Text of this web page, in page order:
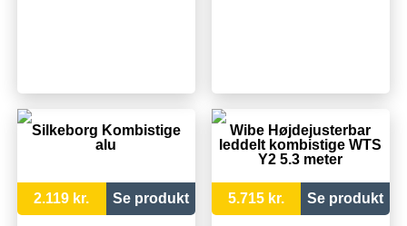
Silkeborg Kombistige
alu
2.119 kr. Se produkt
Wibe Højdejusterbar
leddelt kombistige WTS
Y2 5.3 meter
5.715 kr. Se produkt